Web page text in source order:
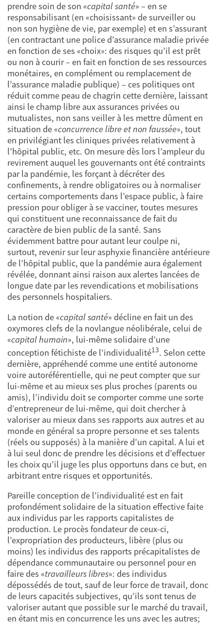
prendre soin de son «capital santé» – en se
responsabilisant (en «choisissant» de surveiller ou
non son hygiène de vie, par exemple) et en s’assurant
(en contractant une police d’assurance maladie privée
en fonction de ses «choix»: des risques qu’il est prêt
ou non à courir – en fait en fonction de ses ressources
monétaires, en complément ou remplacement de
l’assurance maladie publique) – ces politiques ont
réduit comme peau de chagrin cette dernière, laissant
ainsi le champ libre aux assurances privées ou
mutualistes, non sans veiller à les mettre dûment en
situation de «concurrence libre et non faussée», tout
en privilégiant les cliniques privées relativement à
l’hôpital public, etc. On mesure dès lors l’ampleur du
revirement auquel les gouvernants ont été contraints
par la pandémie, les forçant à décréter des
confinements, à rendre obligatoires ou à normaliser
certains comportements dans l’espace public, à faire
pression pour obliger à se vacciner, toutes mesures
qui constituent une reconnaissance de fait du
caractère de bien public de la santé. Sans
évidemment battre pour autant leur coulpe ni,
surtout, revenir sur leur asphyxie financière antérieure
de l’hôpital public, que la pandémie aura également
révélée, donnant ainsi raison aux alertes lancées de
longue date par les revendications et mobilisations
des personnels hospitaliers.
La notion de «capital santé» décline en fait un des
oxymores clefs de la novlangue néolibérale, celui de
«capital humain», lui-même solidaire d’une
conception fétichiste de l’individualité13. Selon cette
dernière, appréhendé comme une entité autonome
voire autoréférentielle, qui ne peut compter que sur
lui-même et au mieux ses plus proches (parents ou
amis), l’individu doit se comporter comme une sorte
d’entrepreneur de lui-même, qui doit chercher à
valoriser au mieux dans ses rapports aux autres et au
monde en général sa propre personne et ses talents
(réels ou supposés) à la manière d’un capital. A lui et
à lui seul donc de prendre les décisions et d’effectuer
les choix qu’il juge les plus opportuns dans ce but, en
arbitrant entre risques et opportunités.
Pareille conception de l’individualité est en fait
profondément solidaire de la situation effective faite
aux individus par les rapports capitalistes de
production. Le procès fondateur de ceux-ci,
l’expropriation des producteurs, libère (plus ou
moins) les individus des rapports précapitalistes de
dépendance communautaire ou personnel pour en
faire des «travailleurs libres»: des individus
dépossédés de tout, sauf de leur force de travail, donc
de leurs capacités subjectives, qu’ils sont tenus de
valoriser autant que possible sur le marché du travail,
en étant mis en concurrence les uns avec les autres;